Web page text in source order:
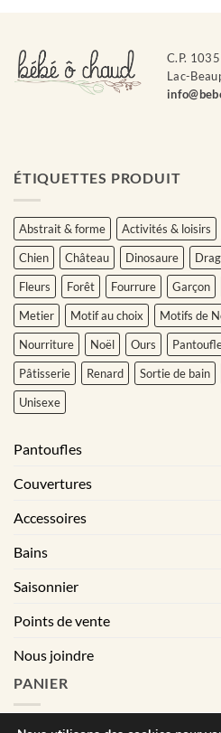
C.P.
Lac-
ÉTIQUETTES PRODUIT
Abstrait & forme Activités & loisirs
Chien
Château Dinosaure
Fleurs
Forêt Fourrure Garçon
Metier
Motif au choix Motifs de
Nourriture
Noël Ours
Pâtisserie
Renard Sortie de bain
Unisexe
Pantoufles
Couvertures
Accessoires
Bains
Saisonnier
Points de vente
Nous joindre
PANIER